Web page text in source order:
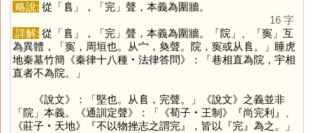
略說: 從「 𨸏 」，「完」聲，本義為圍牆。
16 字
詳解: 從「 𨸏 」，「完」聲，本義為圍牆。「院」、「寏」互
為異體，「寏，周垣也。从宀，奐聲。院，寏或从𨸏。」睡虎
地秦墓竹簡《秦律十八種‧法律答問》：「巷相直為院，宇相
直者不為院。」
《說文》：「堅也。从𨸏，完聲。」《說文》之義並非
「院」本義。《通訓定聲》：「《荀子‧王制》『尚完利』、
《莊子‧天地》『不以物挫志之謂完』，皆以『完』為之。」